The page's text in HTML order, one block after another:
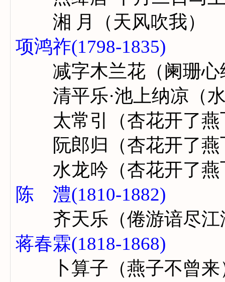
湘 月（天风吹我）
项鸿祚(1798-1835)
减字木兰花（阑珊心
清平乐·池上纳凉（水
太常引（杏花开了燕
阮郎归（杏花开了燕
水龙吟（杏花开了燕
陈 澧(1810-1882)
齐天乐（倦游谙尽江
蒋春霖(1818-1868)
卜算子（燕子不曾来